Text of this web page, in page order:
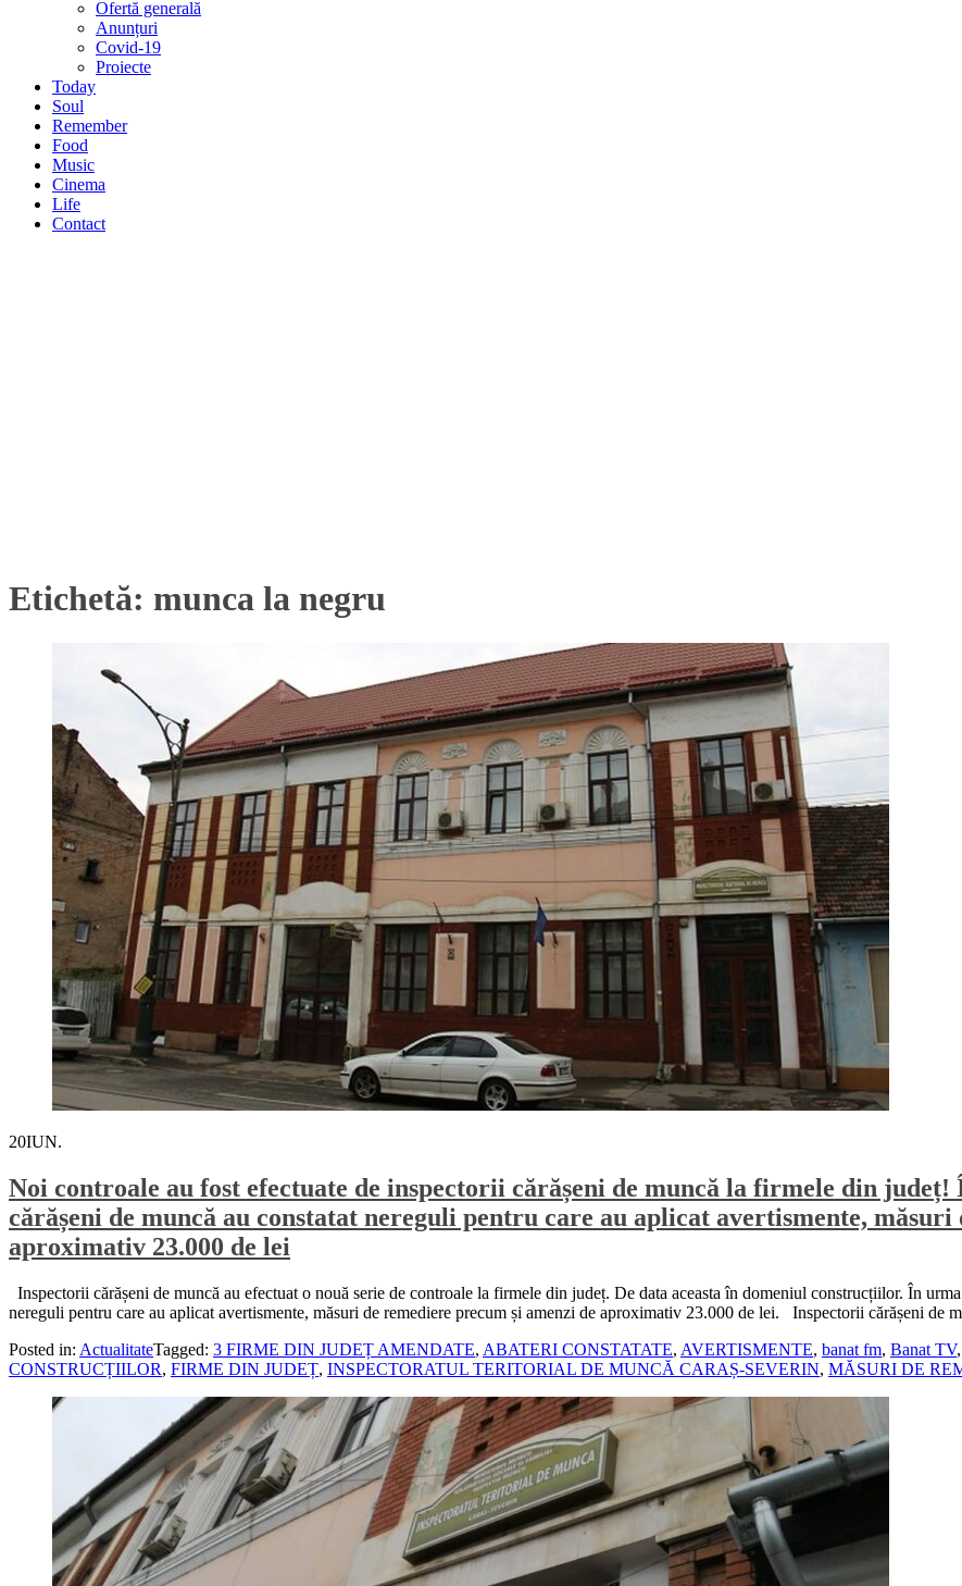
Ofertă generală
Anunțuri
Covid-19
Proiecte
Today
Soul
Remember
Food
Music
Cinema
Life
Contact
Etichetă: munca la negru
20IUN.
Noi controale au fost efectuate de inspectorii cărășeni de muncă la firmele din
cărășeni de muncă au constatat nereguli pentru care au aplicat avertismente,
aproximativ 23.000 de lei
Inspectorii cărășeni de muncă au efectuat o nouă serie de controale la firmele din județ. De data aceasta în domeniul construcțiilor. În
nereguli pentru care au aplicat avertismente, măsuri de remediere precum și amenzi de aproximativ 23.000 de lei. Inspectorii cărășeni de
Posted in: ActualitateTagged: 3 FIRME DIN JUDEȚ AMENDATE, ABATERI CONSTATATE, AVERTISMENTE, banat fm, Banat TV,
CONSTRUCȚIILOR, FIRME DIN JUDEȚ, INSPECTORATUL TERITORIAL DE MUNCĂ CARAȘ-SEVERIN, MĂSURI DE